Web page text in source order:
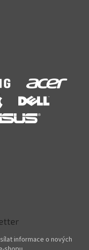
informace o nových